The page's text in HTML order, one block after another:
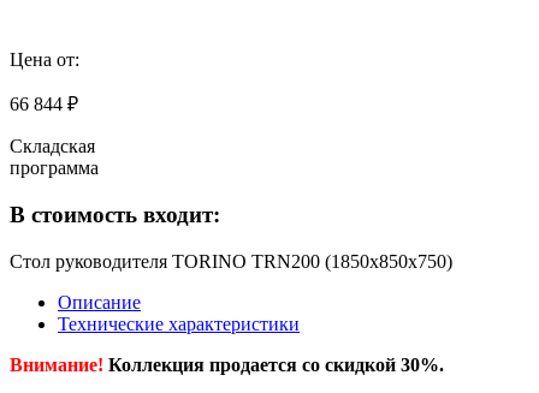
Цена от:
66 844 ₽
Складская
программа
В стоимость входит:
Стол руководителя TORINO TRN200 (1850х850х750)
Описание
Технические характеристики
Внимание! Коллекция продается со скидкой 30%.